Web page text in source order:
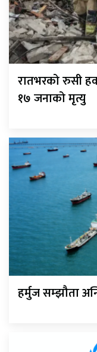
रातभरको रुसी
१७ जनाको मृत्यु
हर्मुज सम्झौता